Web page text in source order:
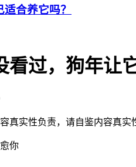
合养它吗？
看过，狗年让
真实性负责，请自鉴内容真实
你